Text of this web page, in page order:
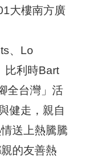
大樓南方廣
、Lo
比利時Bart
全台灣」活
健走，親自
送上熱騰騰
的友善熱